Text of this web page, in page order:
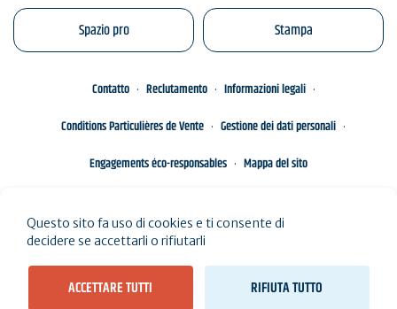
Spazio pro Stampa
Contatto Reclutamento
Informazioni legali
Conditions Particulières de Vente
Gestione dei dati personali
Engagements éco-responsables
Mappa del sito
Questo sito fa uso di cookies e ti consente di
decidere se accettarli o rifiutarli
ACCETTARE TUTTI RIFIUTA TUTTO